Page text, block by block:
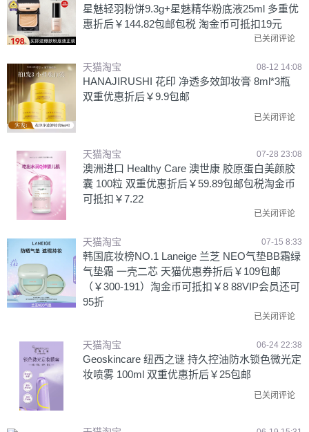
星魅轻羽粉饼9.3g+星魅精华粉底液25ml 多重优
惠折后￥144.82包邮包税 淘金币可抵扣19元
已关闭评论
天猫淘宝 08-12 14:08
HANAJIRUSHI 花印 净透多效卸妆膏 8ml*3瓶
双重优惠折后￥9.9包邮
已关闭评论
天猫淘宝 07-28 23:08
澳洲进口 Healthy Care 澳世康 胶原蛋白美颜胶
囊 100粒 双重优惠折后￥59.89包邮包税淘金币
可抵扣￥7.22
已关闭评论
天猫淘宝 07-15 8:33
韩国底妆榜NO.1 Laneige 兰芝 NEO气垫BB霜绿
气垫霜 一壳二芯 天猫优惠券折后￥109包邮
（￥300-191）淘金币可抵扣￥8 88VIP会员还可
95折
已关闭评论
天猫淘宝 06-24 22:38
Geoskincare 纽西之谜 持久控油防水锁色微光定
妆喷雾 100ml 双重优惠折后￥25包邮
已关闭评论